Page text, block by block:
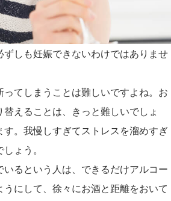
しも妊娠できないわけではありませ
てしまうことは難しいですよね。お
えることは、きっと難しいでしょ
。我慢しすぎてストレスを溜めすぎ
ょう。
るという人は、できるだけアルコー
にして、徐々にお酒と距離をおいて